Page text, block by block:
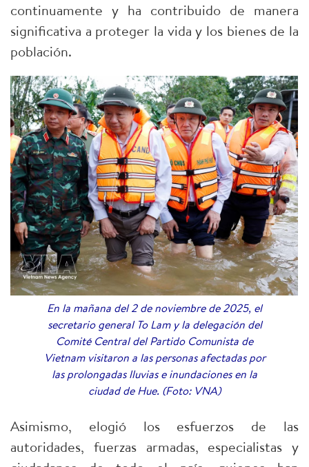
continuamente y ha contribuido de manera
significativa a proteger la vida y los bienes de la
población.
En la mañana del 2 de noviembre de 2025, el
secretario general To Lam y la delegación del
Comité Central del Partido Comunista de
Vietnam visitaron a las personas afectadas por
las prolongadas lluvias e inundaciones en la
ciudad de Hue. (Foto: VNA)
Asimismo, elogió los esfuerzos de las
autoridades, fuerzas armadas, especialistas y